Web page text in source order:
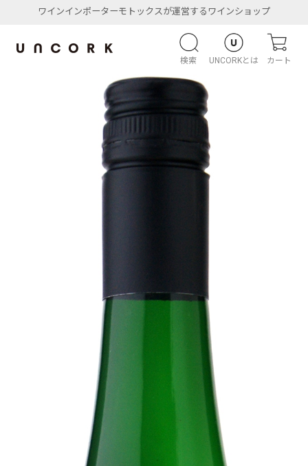
ワインインポーターモトックスが運営するワインショップ
検索 UNCORKとは カート